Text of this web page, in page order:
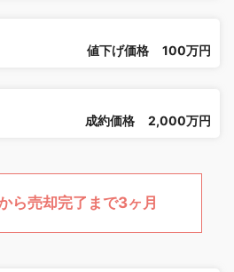
値下げ価格 100万円
成約価格 2,000万円
ら売却完了まで3ヶ月